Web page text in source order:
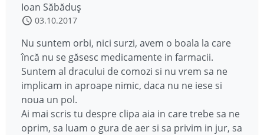
Ioan Săbăduș
03.10.2017
Nu suntem orbi, nici surzi, avem o boala la care
încă nu se găsesc medicamente in farmacii.
Suntem al dracului de comozi si nu vrem sa ne
implicam in aproape nimic, daca nu ne iese si
noua un pol.
Ai mai scris tu despre clipa aia in care trebe sa ne
oprim, sa luam o gura de aer si sa privim in jur, sa